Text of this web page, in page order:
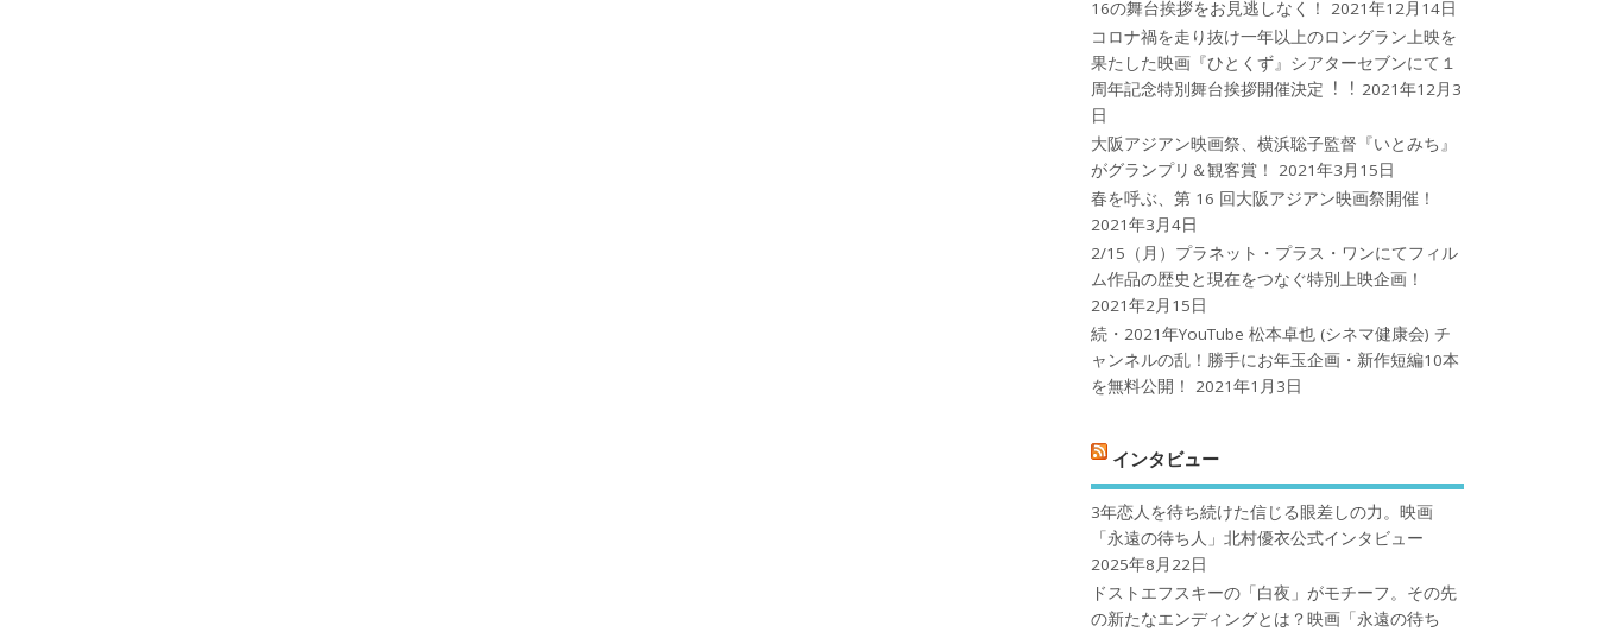
16の舞台挨拶をお見逃しなく！
2021年12月14日
コロナ禍を⾛り抜け⼀年以上のロングラン上映を
果たした映画『ひとくず』シアターセブンにて１
周年記念特別舞台挨拶開催決定︕︕ 2021年12月3
日
大阪アジアン映画祭、横浜聡子監督『いとみち』
がグランプリ＆観客賞！
2021年3月15日
春を呼ぶ、第 16 回大阪アジアン映画祭開催！
2021年3月4日
2/15（月）プラネット・プラス・ワンにてフィル
ム作品の歴史と現在をつなぐ特別上映企画！
2021年2月15日
続・2021年YouTube 松本卓也 (シネマ健康会) チ
ャンネルの乱！勝手にお年玉企画・新作短編10本
を無料公開！
2021年1月3日
インタビュー
3年恋人を待ち続けた信じる眼差しの力。映画
「永遠の待ち人」北村優衣公式インタビュー
2025年8月22日
ドストエフスキーの「白夜」がモチーフ。その先
の新たなエンディングとは？映画「永遠の待ち